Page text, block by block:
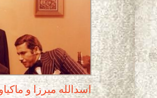
اسدالله میرزا و